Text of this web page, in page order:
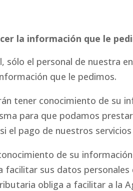
la información que le
sólo el personal de nuestra
que le pedimos.
tener conocimiento de su
para que podamos
el pago de nuestros
de su
facilitar sus datos
obliga a facilitar a la